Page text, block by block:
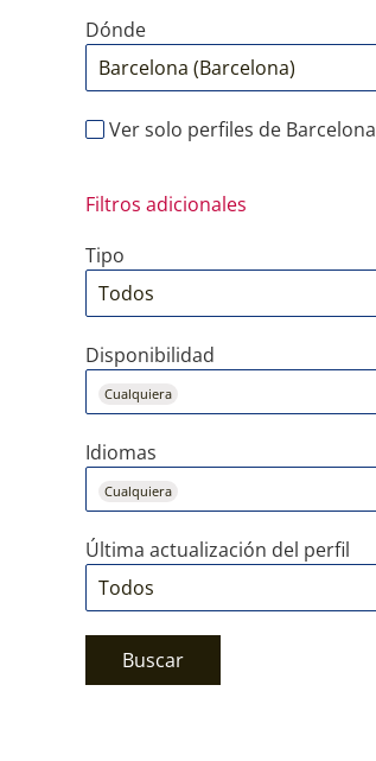
Dónde
Ver solo perfiles de Barcelona
Filtros adicionales
Tipo
Disponibilidad
Cualquiera
Idiomas
Cualquiera
Última actualización del perfil
Buscar